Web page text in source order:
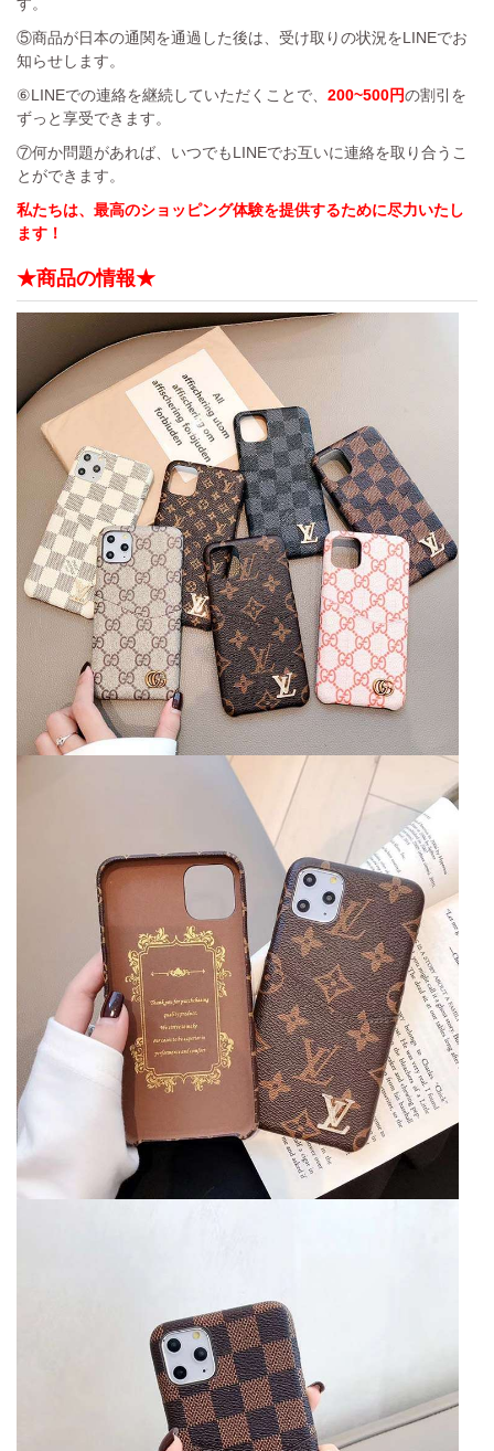
⑤商品が日本の通関を通過した後は、受け取りの状況をLINEでお
知らせします。
⑥LINEでの連絡を継続していただくことで、 200~500円の割引を
ずっと享受できます。
⑦何か問題があれば、いつでもLINEでお互いに連絡を取り合うこ
とができます。
私たちは、最高のショッピング体験を提供するために尽力いたし
ます！
★商品の情報★